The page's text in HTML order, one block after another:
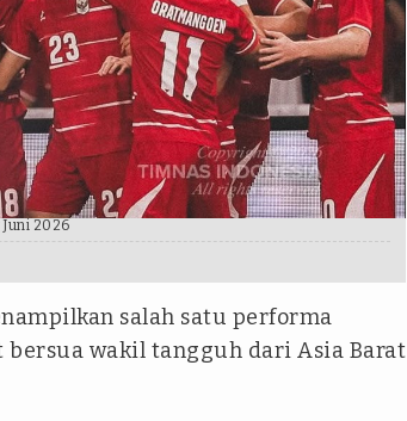
2026
salah satu performa
bersua wakil tangguh dari Asia Barat